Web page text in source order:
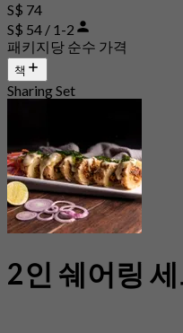
S$ 74
S$ 54 / 1-2
패키지당 순수 가격
책
Sharing Set
2인 쉐어링